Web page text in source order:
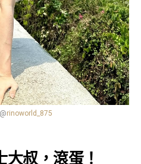
rinoworld_875
叔，滾蛋！